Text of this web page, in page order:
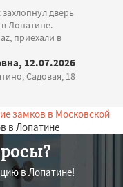
дверь
Лопатине.
приехали в
12.07.2026
Садовая, 18
замков в Московской
в Лопатине
в Лопатине!